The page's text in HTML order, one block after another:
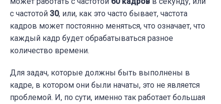
с частотой 30, или, как это часто бывает, частота
кадров может постоянно меняться, что означает, что
каждый кадр будет обрабатываться разное
количество времени.
Для задач, которые должны быть выполнены в
кадре, в котором они были начаты, это не является
проблемой. И, по сути, именно так работает большая